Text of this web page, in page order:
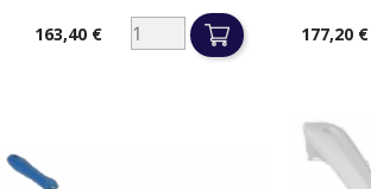
163,40 € 177,20 €